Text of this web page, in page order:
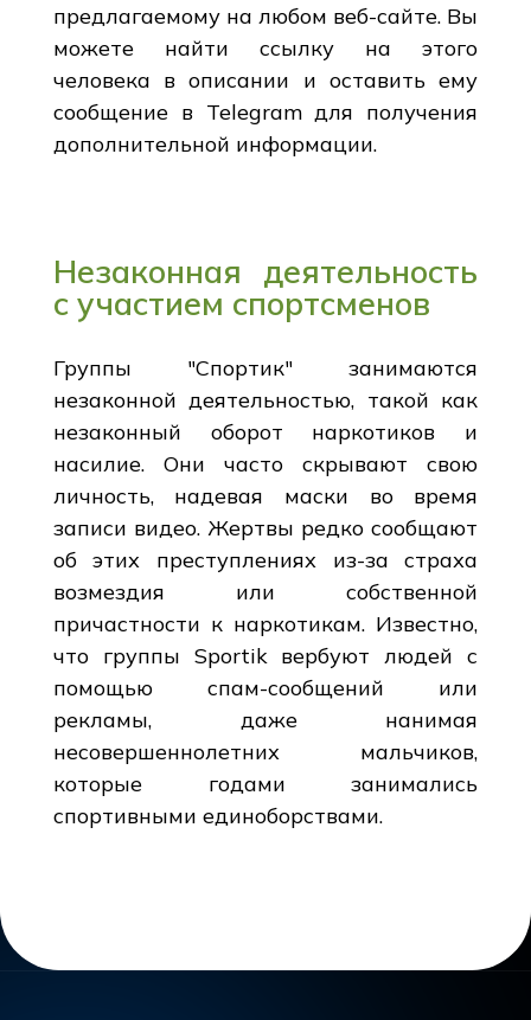
предлагаемому на любом веб-сайте. Вы
можете найти ссылку на этого
человека в описании и оставить ему
сообщение в Telegram для получения
дополнительной информации.
Незаконная деятельность
с участием спортсменов
Группы "Спортик" занимаются
незаконной деятельностью, такой как
незаконный оборот наркотиков и
насилие. Они часто скрывают свою
личность, надевая маски во время
записи видео. Жертвы редко сообщают
об этих преступлениях из-за страха
возмездия или собственной
причастности к наркотикам. Известно,
что группы Sportik вербуют людей с
помощью спам-сообщений или
рекламы, даже нанимая
несовершеннолетних мальчиков,
которые годами занимались
спортивными единоборствами.